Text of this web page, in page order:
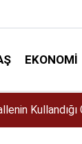
EKONOMI